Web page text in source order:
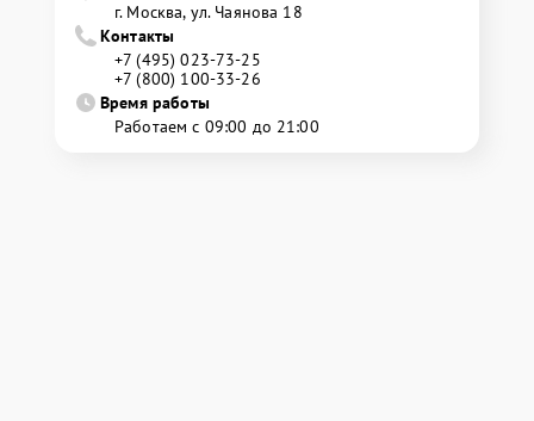
г. Москва, ул. Чаянова 18
Контакты
+7 (495) 023-73-25
+7 (800) 100-33-26
Время работы
Работаем с 09:00 до 21:00